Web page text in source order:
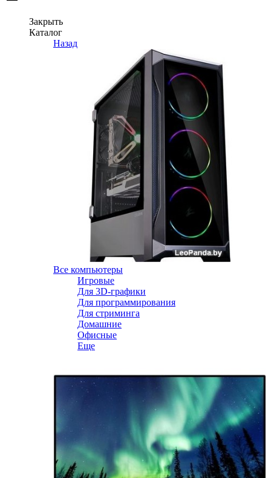
Закрыть
Каталог
Назад
Все компьютеры
Игровые
Для 3D-графики
Для программирования
Для стриминга
Домашние
Офисные
Еще